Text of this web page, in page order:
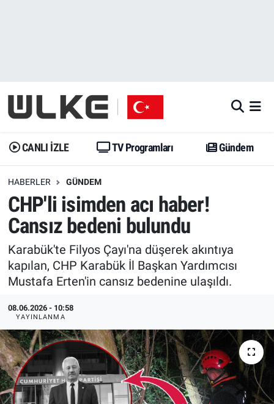
CANLI İZLE TV Programları Gündem
HABERLER GÜNDEM
CHP'li isimden acı haber!
Cansız bedeni bulundu
Karabük'te Filyos Çayı'na düşerek akıntıya
kapılan, CHP Karabük İl Başkan Yardımcısı
Mustafa Erten'in cansız bedenine ulaşıldı.
08.06.2026 - 10:58
YAYINLANMA
Gündem
Dünya
Erişim Bilgileri
Ekonomi
Trend
Yazarlar
Gündem
Trend
Erişim Bilgileri
Spor
Ekonomi
Medya
Özel Haberler
Kadın
İstanbul Namaz Vakitleri
Trafik Durumu
Erişim Bilgileri
Tüm Manşetler
Son Dakika Haberleri